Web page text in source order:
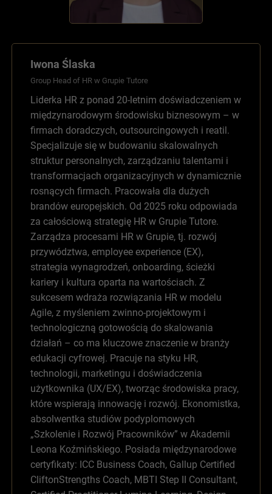
Iwona Ślaska
Group Head of HR w Grupie Tutore
Liderka HR z ponad 20-letnim doświadczeniem w
międzynarodowym środowisku biznesowym – w
firmach doradczych, outsourcingowych i reatil.
Specjalizuje się w budowaniu skalowalnych
struktur personalnych, zarządzaniu talentami i
transformacjach organizacyjnych w dynamicznie
rosnących firmach. Pracowała dla dużych
brandów europejskich. Od 2025 roku odpowiada
za całościową strategię HR w Grupie Tutore.
Zarządza procesami HR w Grupie, tj. rozwój
przywództwa, employee experience (EX),
strategia wynagrodzeń, onboarding, ścieżki
kariery i kultura oparta na wartościach. Z
sukcesem wdraża rozwiązania HR w modelu
Agile, z myśleniem zwinno-projektowym i
technologiczną gotowością do skalowania
działań – co ma kluczowe znaczenie w branży
edukacji cyfrowej. Pracuje na styku HR,
technologii, marketingu i doświadczenia
użytkownika (UX/EX), tworząc środowiska pracy,
które wspierają innowację i rozwój. Ekonomistka,
absolwentka studiów podyplomowych
„Szkolenie i Rozwój Pracowników” w Akademii
Leona Koźmińskiego. Posiada międzynarodowe
certyfikaty: ICC Business Coach, Gallup Certified
CliftonStrengths Coach, MBTI Step II Consultant,